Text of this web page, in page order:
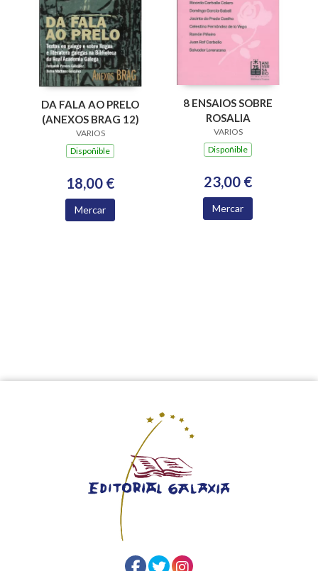
DA FALA AO PRELO
(ANEXOS BRAG 12)
VARIOS
Dispoñible
18,00 €
Mercar
8 ENSAIOS SOBRE
ROSALIA
VARIOS
Dispoñible
23,00 €
Mercar